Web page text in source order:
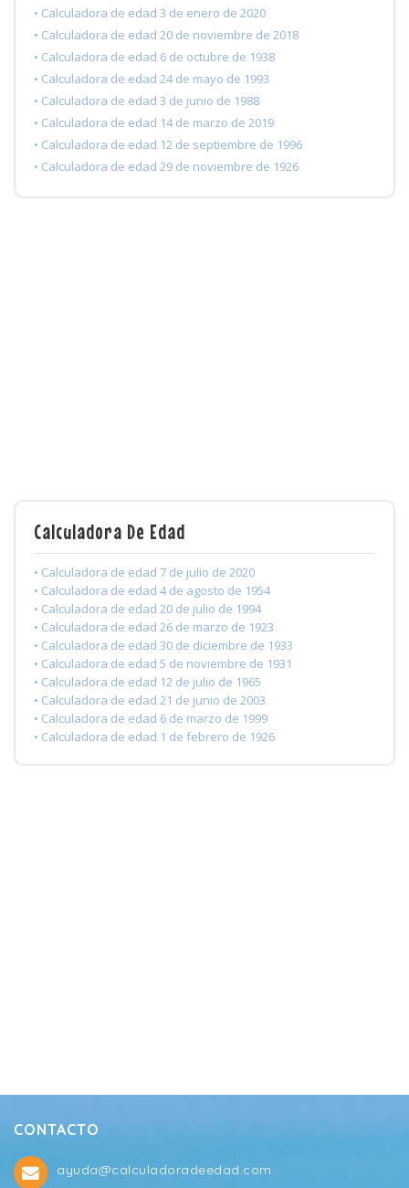
• Calculadora de edad 3 de enero de 2020
• Calculadora de edad 20 de noviembre de 2018
• Calculadora de edad 6 de octubre de 1938
• Calculadora de edad 24 de mayo de 1993
• Calculadora de edad 3 de junio de 1988
• Calculadora de edad 14 de marzo de 2019
• Calculadora de edad 12 de septiembre de 1996
• Calculadora de edad 29 de noviembre de 1926
Calculadora De Edad
• Calculadora de edad 7 de julio de 2020
• Calculadora de edad 4 de agosto de 1954
• Calculadora de edad 20 de julio de 1994
• Calculadora de edad 26 de marzo de 1923
• Calculadora de edad 30 de diciembre de 1933
• Calculadora de edad 5 de noviembre de 1931
• Calculadora de edad 12 de julio de 1965
• Calculadora de edad 21 de junio de 2003
• Calculadora de edad 6 de marzo de 1999
• Calculadora de edad 1 de febrero de 1926
CONTACTO
ayuda@calculadoradeedad.com